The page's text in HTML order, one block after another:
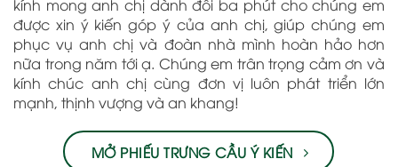
kính mong anh chị dành đôi ba phút cho chúng em
được xin ý kiến góp ý của anh chị, giúp chúng em
phục vụ anh chị và đoàn nhà mình hoàn hảo hơn
nữa trong năm tới ạ. Chúng em trân trọng cảm ơn và
kính chúc anh chị cùng đơn vị luôn phát triển lớn
mạnh, thịnh vượng và an khang!
MỞ PHIẾU TRƯNG CẦU Ý KIẾN